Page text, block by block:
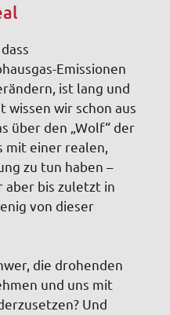
Emissionen
ist lang und
wir schon aus
über den „Wolf“ der
mit einer realen,
zu tun haben –
bis zuletzt in
von dieser
die drohenden
und uns mit
Und